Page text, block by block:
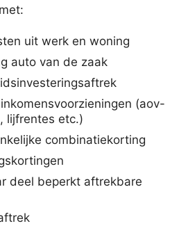
uit werk en woning
auto van de zaak
(aov-
lijfrentes etc.)
combinatiekorting
deel beperkt aftrekbare